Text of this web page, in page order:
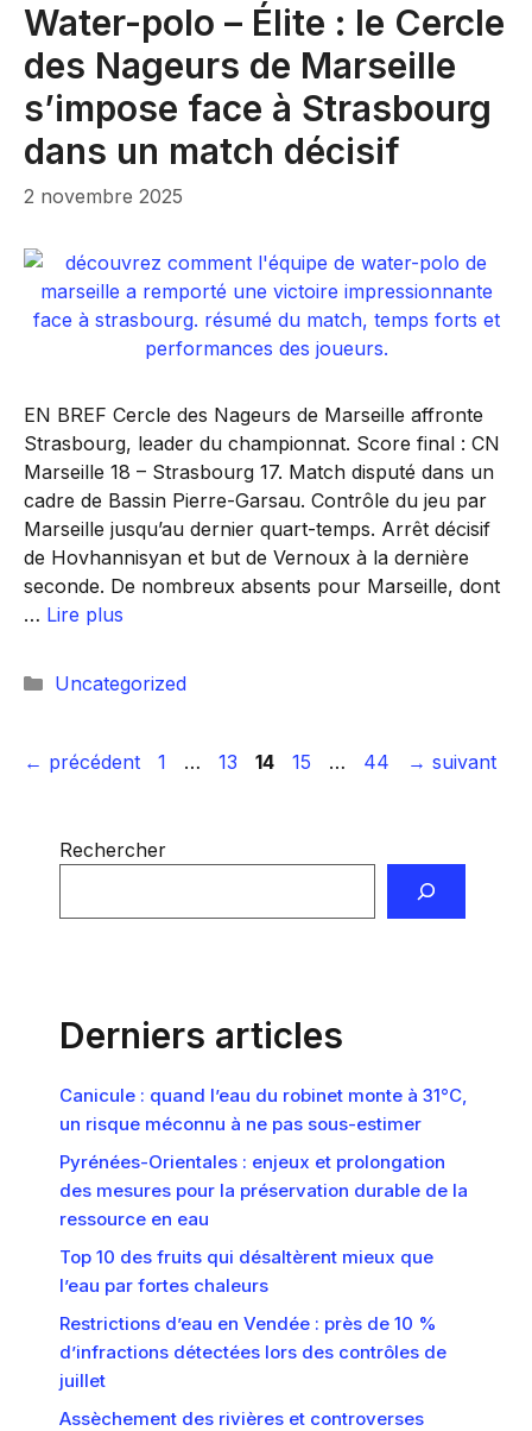
Water-polo – Élite : le Cercle
des Nageurs de Marseille
s’impose face à Strasbourg
dans un match décisif
2 novembre 2025
EN BREF Cercle des Nageurs de Marseille affronte
Strasbourg, leader du championnat. Score final : CN
Marseille 18 – Strasbourg 17. Match disputé dans un
cadre de Bassin Pierre-Garsau. Contrôle du jeu par
Marseille jusqu’au dernier quart-temps. Arrêt décisif
de Hovhannisyan et but de Vernoux à la dernière
seconde. De nombreux absents pour Marseille, dont
… Lire plus
Catégories
Uncategorized
← précédent Page
1 … Page
13 Page
14 Page
15 … Page
44 → suivant
Rechercher
Derniers articles
Canicule : quand l’eau du robinet monte à 31°C,
un risque méconnu à ne pas sous-estimer
Pyrénées-Orientales : enjeux et prolongation
des mesures pour la préservation durable de la
ressource en eau
Top 10 des fruits qui désaltèrent mieux que
l’eau par fortes chaleurs
Restrictions d’eau en Vendée : près de 10 %
d’infractions détectées lors des contrôles de
juillet
Assèchement des rivières et controverses